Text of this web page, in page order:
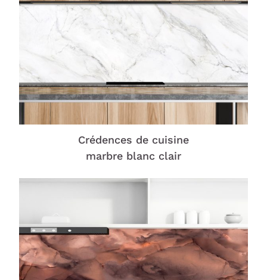
Crédences de cuisine
marbre blanc clair